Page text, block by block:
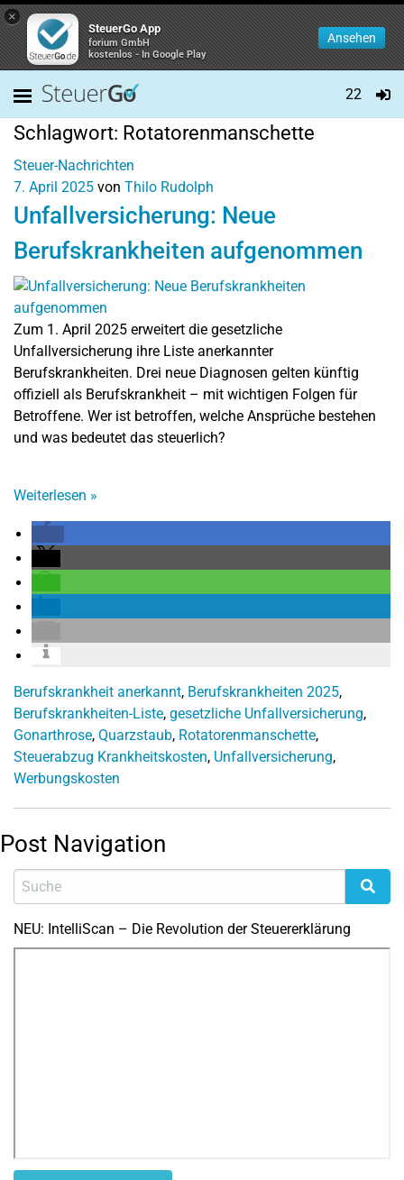
×
SteuerGo App
forium GmbH
kostenlos - In Google Play
Ansehen
22
Schlagwort: Rotatorenmanschette
Steuer-Nachrichten
7. April 2025 von Thilo Rudolph
Unfallversicherung: Neue
Berufskrankheiten aufgenommen
Zum 1. April 2025 erweitert die gesetzliche
Unfallversicherung ihre Liste anerkannter
Berufskrankheiten. Drei neue Diagnosen gelten künftig
offiziell als Berufskrankheit – mit wichtigen Folgen für
Betroffene. Wer ist betroffen, welche Ansprüche bestehen
und was bedeutet das steuerlich?
Weiterlesen »
Berufskrankheit anerkannt, Berufskrankheiten 2025,
Berufskrankheiten-Liste, gesetzliche Unfallversicherung,
Gonarthrose, Quarzstaub, Rotatorenmanschette,
Steuerabzug Krankheitskosten, Unfallversicherung,
Werbungskosten
Post Navigation
NEU: IntelliScan – Die Revolution der Steuererklärung